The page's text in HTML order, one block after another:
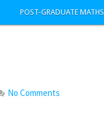
POST-GRADUATE MATHS
No Comments